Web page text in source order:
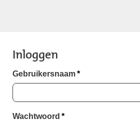
Inloggen
Gebruikersnaam*
Wachtwoord *